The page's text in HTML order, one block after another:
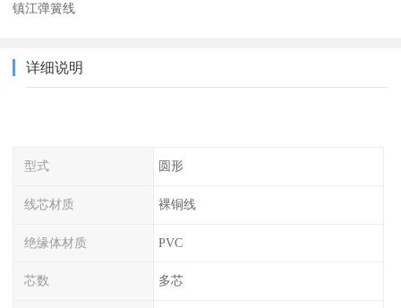
镇江弹簧线
详细说明
型式 圆形
线芯材质 裸铜线
绝缘体材质 PVC
芯数 多芯